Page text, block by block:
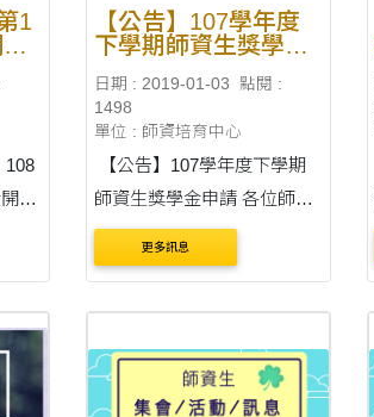
1
放
日
參
【公告】107學年度
下學期師資生獎學金
日期 : 2019-01-03
點閱 :
1498
單位 : 師資培育中心
【公告】107學年度下學期
師資生獎學金申請 各位師資
生請注意： 好消息---- 教育
部核定107學年度師資培育獎
金金額：每月8000元 請....
更多訊息